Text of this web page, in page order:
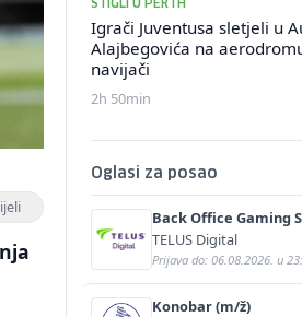
STIGLI U PERTH
Igrači Juventusa sletjeli u
Alajbegovića na
navijači
2h 50min
Oglasi za posao
Back Office Gaming
Specialist with
(m/f)
TELUS Digital
Prijava do: 06.08.2026. u
Konobar (m/ž)